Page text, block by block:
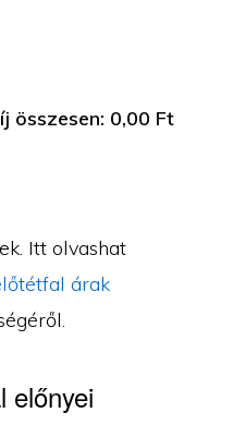
összesen: 0,00 Ft
Itt olvashat
árak
előnyei